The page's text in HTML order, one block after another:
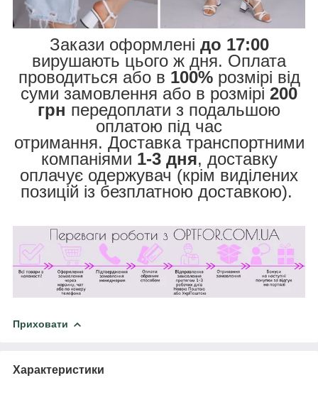
Закази оформлені до 17:00
вирушають цього ж дня. Оплата
проводиться або в 100%розмірі від
суми замовлення або в розмірі 200
грн передоплати з подальшою
оплатою під час
отримання. Доставка транспортними
компаніями 1-3 дня, доставку
оплачує одержувач (крім виділених
позицій із безплатною доставкою).
Приховати
Характеристики